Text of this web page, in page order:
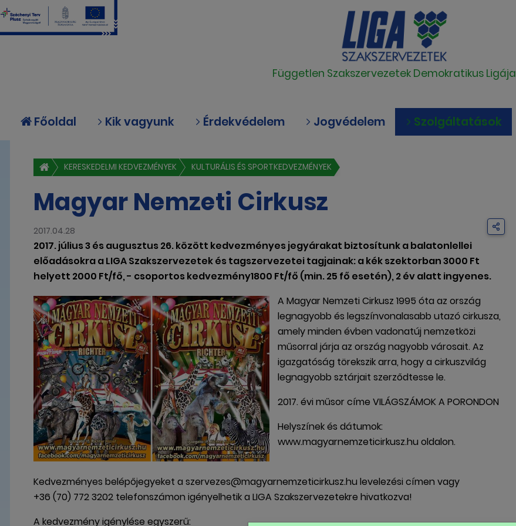
Független Szakszervezetek Demokratikus Ligája
Főoldal Kik vagyunk Érdekvédelem Jogvédelem Szolgáltatások
KERESKEDELMI KEDVEZMÉNYEK KULTURÁLIS ÉS SPORTKEDVEZMÉNYEK
Magyar Nemzeti Cirkusz
2017.04.28
2017. július 3 és augusztus 26. között kedvezményes jegyárakat biztosítunk a balatonlellei
előadásokra a LIGA Szakszervezetek és tagszervezetei tagjainak: a kék szektorban 3000 Ft
helyett 2000 Ft/fő, - csoportos kedvezmény1800 Ft/fő (min. 25 fő esetén), 2 év alatt ingyenes.
A Magyar Nemzeti Cirkusz 1995 óta az ország
legnagyobb és legszínvonalasabb utazó cirkusza,
amely minden évben vadonatúj nemzetközi
műsorral járja az ország nagyobb városait. Az
igazgatóság törekszik arra, hogy a cirkuszvilág
legnagyobb sztárjait szerződtesse le.
2017. évi műsor címe VILÁGSZÁMOK A PORONDON
Helyszínek és dátumok:
www.magyarnemzeticirkusz.hu oldalon.
Kedvezményes belépőjegyeket a szervezes@magyarnemzeticirkusz.hu levelezési címen vagy
+36 (70) 772 3202 telefonszámon igényelhetik a LIGA Szakszervezetekre hivatkozva!
A kedvezmény igénylése egyszerű: